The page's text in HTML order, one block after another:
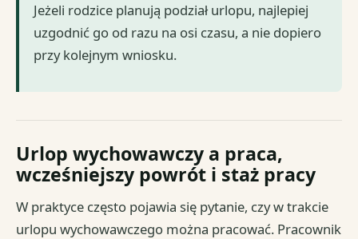
Jeżeli rodzice planują podział urlopu, najlepiej
uzgodnić go od razu na osi czasu, a nie dopiero
przy kolejnym wniosku.
Urlop wychowawczy a praca,
wcześniejszy powrót i staż pracy
W praktyce często pojawia się pytanie, czy w trakcie
urlopu wychowawczego można pracować. Pracownik